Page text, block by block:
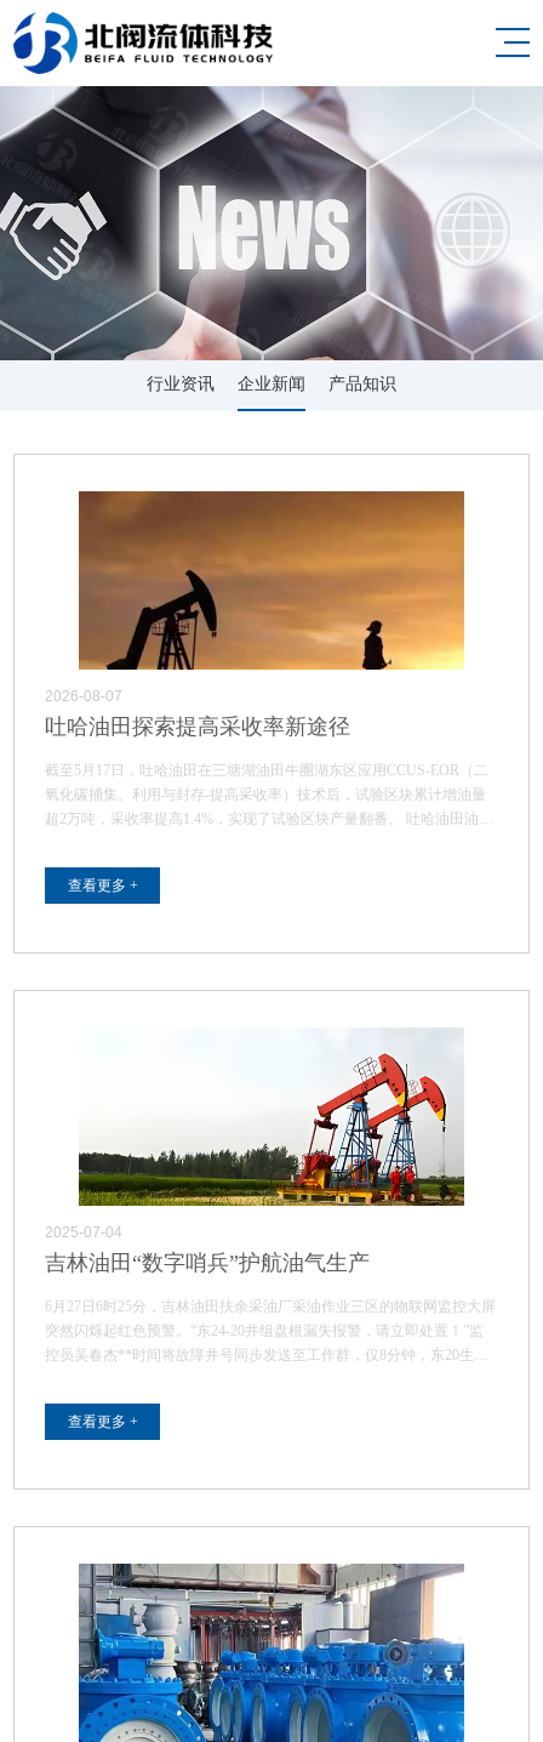
行业资讯 企业新闻 产品知识
2026-08-07
吐哈油田探索提高采收率新途径
截至5月17日，吐哈油田在三塘湖油田牛圈湖东区应用CCUS-EOR（二
氧化碳捕集、利用与封存-提高采收率）技术后，试验区块累计增油量
超2万吨，采收率提高1.4%，实现了试验区块产量翻番。 吐哈油田油
查看更多 +
2025-07-04
吉林油田“数字哨兵”护航油气生产
6月27日6时25分，吉林油田扶余采油厂采油作业三区的物联网监控大屏
突然闪烁起红色预警。“东24-20井组盘根漏失报警，请立即处置！”监
控员吴春杰**时间将故障井号同步发送至工作群，仅8分钟，东20生产
查看更多 +